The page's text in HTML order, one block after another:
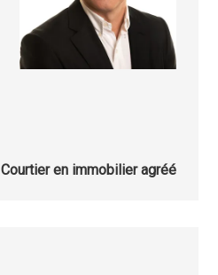
Courtier en immobilier agréé